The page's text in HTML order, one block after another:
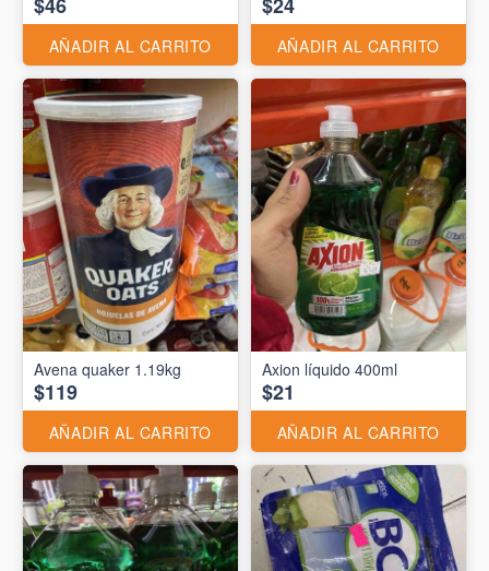
AÑADIR AL CARRITO AÑADIR AL CARRITO
Avena quaker 1.19kg
$119
AÑADIR AL CARRITO
Axion líquido 400ml
$21
AÑADIR AL CARRITO